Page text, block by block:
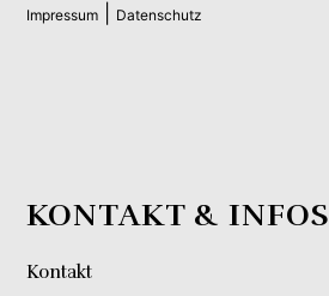
Impressum Datenschutz
KONTAKT & INFOS
Kontakt